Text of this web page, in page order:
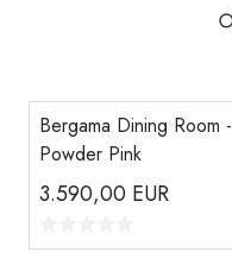
Bergama Dining Room -
Powder Pink
3.590,00 EUR